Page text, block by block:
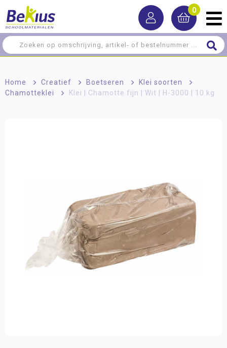
0
Home > Creatief > Boetseren > Klei soorten
>
Chamotteklei
> Klei | Chamotte fijn | Wit | H-3000 | 10 kg